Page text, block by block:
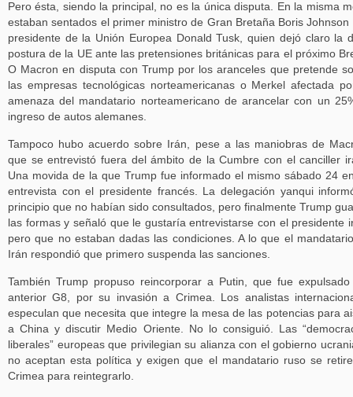
Pero ésta, siendo la principal, no es la única disputa. En la misma
estaban sentados el primer ministro de Gran Bretaña Boris Johnson
presidente de la Unión Europea Donald Tusk, quien dejó claro la
postura de la UE ante las pretensiones británicas para el próximo
O Macron en disputa con Trump por los aranceles que pretende
las empresas tecnológicas norteamericanas o Merkel afectada
amenaza del mandatario norteamericano de arancelar con un
ingreso de autos alemanes.
Tampoco hubo acuerdo sobre Irán, pese a las maniobras de
que se entrevistó fuera del ámbito de la Cumbre con el canciller
Una movida de la que Trump fue informado el mismo sábado 24
entrevista con el presidente francés. La delegación yanqui
principio que no habían sido consultados, pero finalmente Trump
las formas y señaló que le gustaría entrevistarse con el presidente
pero que no estaban dadas las condiciones. A lo que el
Irán respondió que primero suspenda las sanciones.
También Trump propuso reincorporar a Putin, que fue
anterior G8, por su invasión a Crimea. Los analistas
especulan que necesita que integre la mesa de las potencias para
a China y discutir Medio Oriente. No lo consiguió. Las
liberales” europeas que privilegian su alianza con el gobierno
no aceptan esta política y exigen que el mandatario ruso se
Crimea para reintegrarlo.